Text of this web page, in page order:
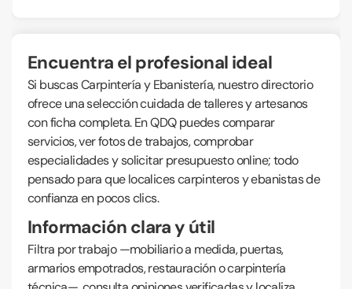
Encuentra el profesional ideal
Si buscas Carpintería y Ebanistería, nuestro directorio
ofrece una selección cuidada de talleres y artesanos
con ficha completa. En QDQ puedes comparar
servicios, ver fotos de trabajos, comprobar
especialidades y solicitar presupuesto online; todo
pensado para que localices carpinteros y ebanistas de
confianza en pocos clics.
Información clara y útil
Filtra por trabajo —mobiliario a medida, puertas,
armarios empotrados, restauración o carpintería